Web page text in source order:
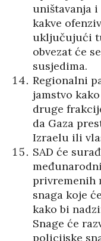
uništavanja
kakve
uključujući
obvezat će
susjedima.
Regionalni
jamstvo
druge
da Gaza
Izraelu ili
SAD će
privremenih
snaga koje
kako bi
Snage će
policijske